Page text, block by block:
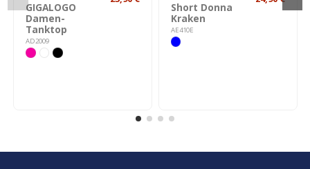
GIGALOGO
Damen-
Tanktop
AD2009
Short Donna
Kraken
AE410E